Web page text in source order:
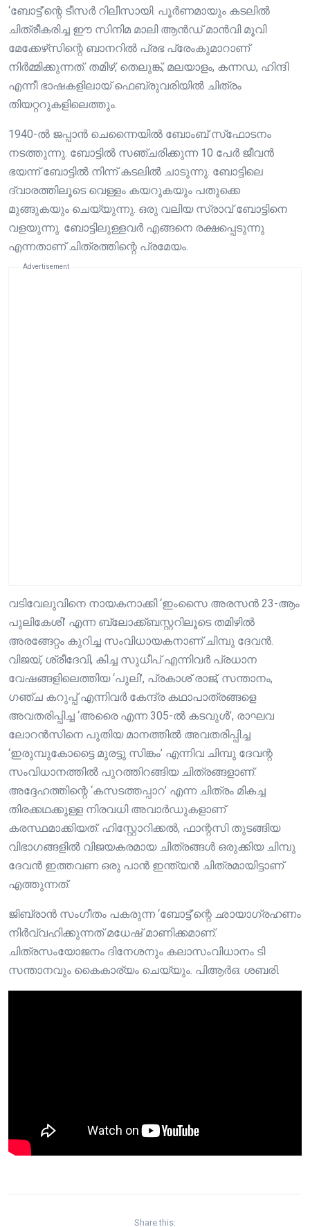
‘ബോട്ട്’ന്റെ ടീസർ റിലീസായി. പൂർണമായും കടലിൽ
ചിത്രീകരിച്ച ഈ സിനിമ മാലി ആൻഡ് മാൻവി മൂവി
മേക്കേഴ്‌സിന്റെ ബാനറിൽ പ്രഭ പ്രേംകുമാറാണ്
നിർമ്മിക്കുന്നത്. തമിഴ്, തെലുങ്ക്, മലയാളം, കന്നഡ, ഹിന്ദി
എന്നീ ഭാഷകളിലായ് ഫെബ്രുവരിയിൽ ചിത്രം
തിയറ്ററുകളിലെത്തും.
1940-ൽ ജപ്പാൻ ചെന്നൈയിൽ ബോംബ് സ്‌ഫോടനം
നടത്തുന്നു. ബോട്ടിൽ സഞ്ചരിക്കുന്ന 10 പേർ ജീവൻ
ഭയന്ന് ബോട്ടിൽ നിന്ന് കടലിൽ ചാടുന്നു. ബോട്ടിലെ
ദ്വാരത്തിലൂടെ വെള്ളം കയറുകയും പതുക്കെ
മുങ്ങുകയും ചെയ്യുന്നു. ഒരു വലിയ സ്രാവ് ബോട്ടിനെ
വളയുന്നു. ബോട്ടിലുള്ളവർ എങ്ങനെ രക്ഷപ്പെടുന്നു
എന്നതാണ് ചിത്രത്തിന്റെ പ്രമേയം.
Advertisement
വടിവേലുവിനെ നായകനാക്കി ‘ഇംസൈ അരസൻ 23-ആം
പുലികേശി’ എന്ന ബ്ലോക്ക്ബസ്റ്ററിലൂടെ തമിഴിൽ
അരങ്ങേറ്റം കുറിച്ച സംവിധായകനാണ് ചിമ്പു ദേവൻ.
വിജയ്, ശ്രീദേവി, കിച്ച സുധീപ് എന്നിവർ പ്രധാന
വേഷങ്ങളിലെത്തിയ ‘പുലി’, പ്രകാശ് രാജ്, സന്താനം,
ഗഞ്ച കറുപ്പ് എന്നിവർ കേന്ദ്ര കഥാപാത്രങ്ങളെ
അവതരിപ്പിച്ച ‘അരൈ എന്ന 305-ൽ കടവുൾ’, രാഘവ
ലോറൻസിനെ പുതിയ മാനത്തിൽ അവതരിപ്പിച്ച
‘ഇരുമ്പുകോട്ടൈ മുരട്ടു സിങ്കം’ എന്നിവ ചിമ്പു ദേവന്റ
സംവിധാനത്തിൽ പുറത്തിറങ്ങിയ ചിത്രങ്ങളാണ്.
അദ്ദേഹത്തിന്റെ ‘കസടത്തപ്പാറ’ എന്ന ചിത്രം മികച്ച
തിരക്കഥക്കുള്ള നിരവധി അവാർഡുകളാണ്
കരസ്ഥമാക്കിയത്. ഹിസ്റ്റോറിക്കൽ, ഫാന്റസി തുടങ്ങിയ
വിഭാഗങ്ങളിൽ വിജയകരമായ ചിത്രങ്ങൾ ഒരുക്കിയ ചിമ്പു
ദേവൻ ഇത്തവണ ഒരു പാൻ ഇന്ത്യൻ ചിത്രമായിട്ടാണ്
എത്തുന്നത്.
ജിബ്രാൻ സംഗീതം പകരുന്ന ‘ബോട്ട്’ന്റെ ഛായാഗ്രഹണം
നിർവ്വഹിക്കുന്നത് മധേഷ് മാണിക്കമാണ്.
ചിത്രസംയോജനം ദിനേശനും കലാസംവിധാനം ടി
സന്താനവും കൈകാര്യം ചെയ്യും. പിആർഒ: ശബരി.
Share this: